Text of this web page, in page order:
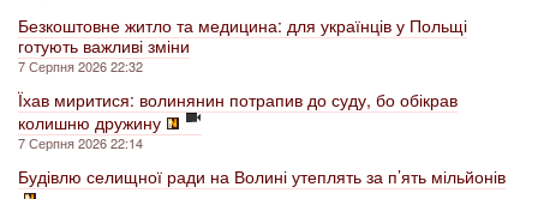
Безкоштовне житло та медицина: для українців у Польщі
готують важливі зміни
7 Серпня 2026 22:32
Їхав миритися: волинянин потрапив до суду, бо обікрав
колишню дружину
7 Серпня 2026 22:14
Будівлю селищної ради на Волині утеплять за п’ять мільйонів